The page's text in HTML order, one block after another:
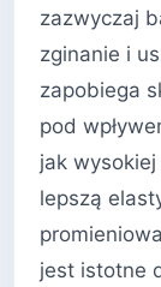
zazwyczaj
zginanie i
zapobiega
pod
jak
lepszą
jest istotne